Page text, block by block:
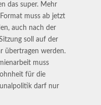
das super. Mehr
Format muss ab jetzt
auch nach der
soll auf der
übertragen werden.
muss
für die
darf nur